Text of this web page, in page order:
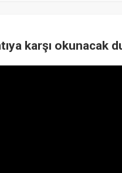
karşı okunacak